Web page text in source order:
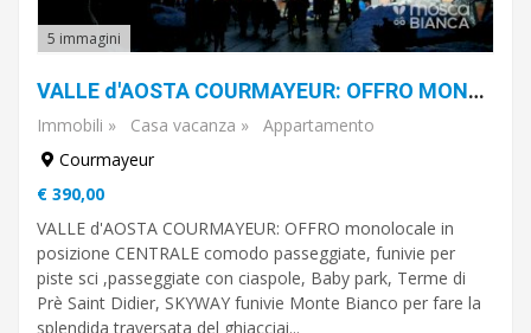
5 immagini
VALLE d'AOSTA COURMAYEUR: OFFRO MONOLOCALE, Monte Bianco.
Immobili » Casa vacanza »
Appartamento
Courmayeur
€ 390,00
VALLE d'AOSTA COURMAYEUR: OFFRO monolocale in
posizione CENTRALE comodo passeggiate, funivie per
piste sci ,passeggiate con ciaspole, Baby park, Terme di
Prè Saint Didier, SKYWAY funivie Monte Bianco per fare la
splendida traversata del ghiacciai...